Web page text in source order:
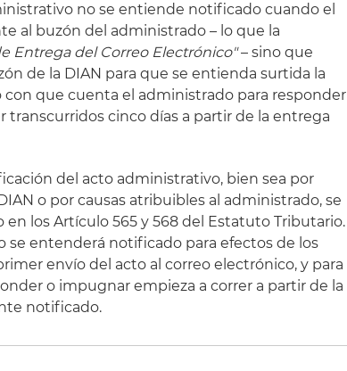
no se entiende notificado cuando el
al buzón del administrado – lo que la
Entrega del Correo Electrónico"– sino que
de la DIAN para que se entienda surtida la
que cuenta el administrado para responder
transcurridos cinco días a partir de la entrega
del acto administrativo, bien sea por
o por causas atribuibles al administrado, se
los Artículo 565 y 568 del Estatuto Tributario.
se entenderá notificado para efectos de los
envío del acto al correo electrónico, y para
o impugnar empieza a correr a partir de la
notificado.